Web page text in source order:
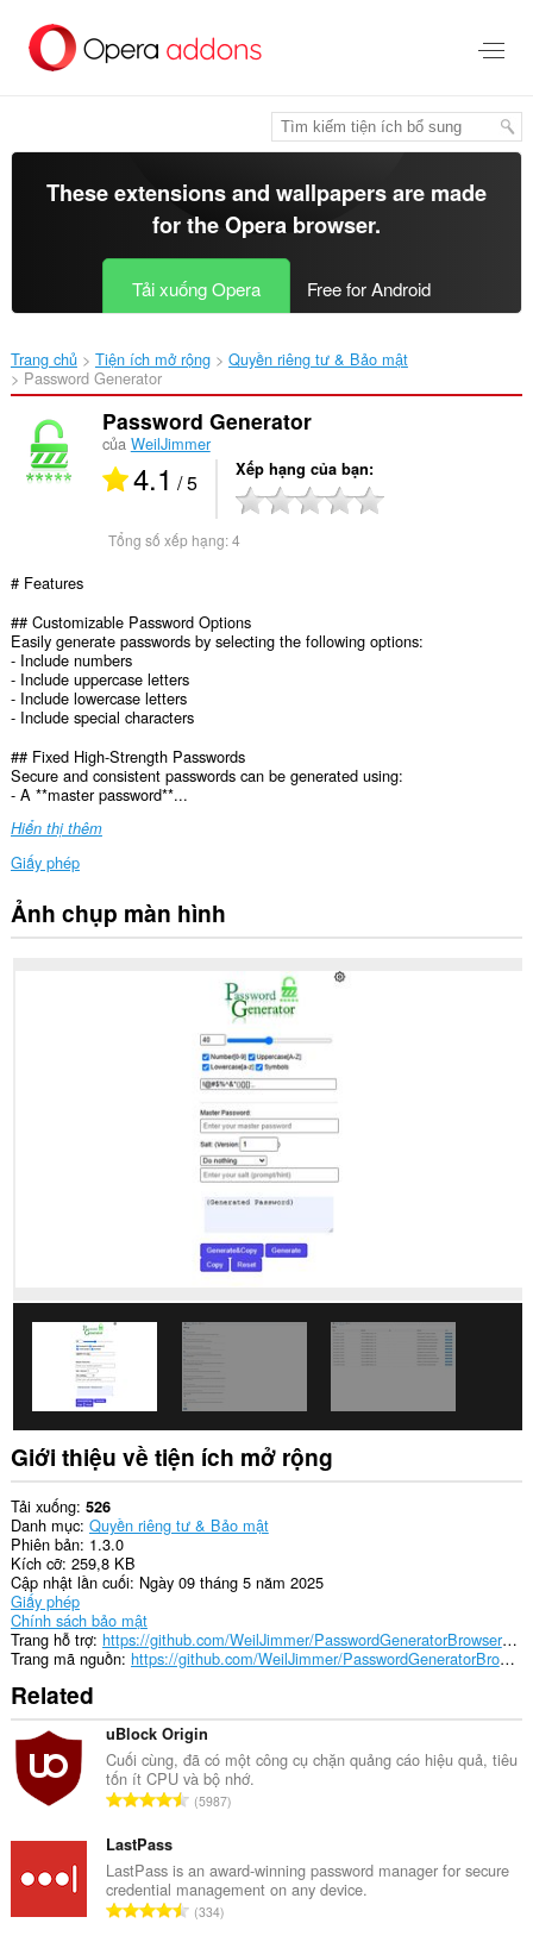
đến
These extensions and wallpapers are made
for theOpera browser.
Tải xuống Opera Free for Android
Trang chủ Tiện ích mở rộng
Quyền riêng tư & Bảo mật
Password Generator‎
Password Generator
của WeilJimmer
4.1 / 5 Xếp hạng của bạn
Tổng số xếp hạng:4
# Features
## Customizable Password Options
Easily generate passwords by selecting the following options:
- Include numbers
- Include uppercase letters
- Include lowercase letters
- Include special characters
## Fixed High-Strength Passwords
Secure and consistent passwords can be generated using:
- A **master password**...
Hiển thị thêm
Giấy phép
This
extension
Ảnh chụp màn hình
Giới thiệu về tiện ích mở rộng
Tải xuống 526
Danh mục Quyền riêng tư & Bảo mật
Phiên bản 1.3.0
Kích cỡ 259,8 KB
Cập nhật lần cuối Ngày 09 tháng 5 năm 2025
Giấy phép
Chính sách bảo mật
Trang hỗ trợ
https://github.com/WeilJimmer/PasswordGeneratorBrowserExtension
Trang mã nguồn
https://github.com/WeilJimmer/PasswordGeneratorBrowserExtension
Related
uBlock Origin
Cuối cùng, đã có một công cụ chặn quảng cáo hiệu quả, tiêu
tốn ít CPU và bộ nhớ.
T
g
s
ố
5987
LastPass
LastPass is an award-winning password manager for secure
credential management on any device.
T334